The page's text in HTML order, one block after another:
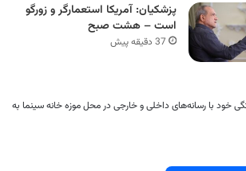
پزشکیان: آمریکا استعمارگر و زورگو
است – هشت صبح
37 دقیقه پیش
سه‌شنبه ۱۹ خرداد ماه ۱۴۰۵ در نشست خبری هفتگی خود با رسانه‌های داخلی و خارجی در محل موزه خانه سینما به